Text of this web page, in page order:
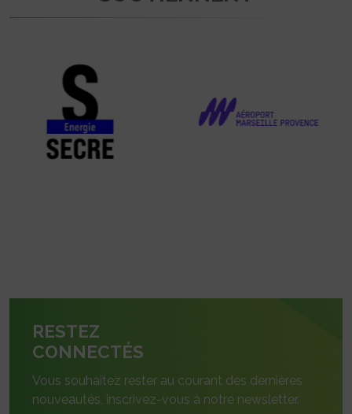
RESTEZ
CONNECTÉS
Vous souhaitez rester au courant des dernières
nouveautés, inscrivez-vous à notre newsletter.